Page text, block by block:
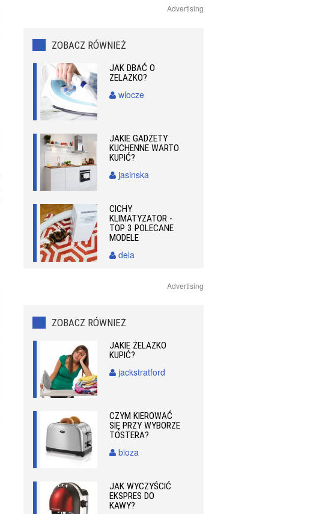
Advertising
ZOBACZ RÓWNIEŻ
JAK DBAĆ O
ŻELAZKO?
wlocze
JAKIE GADŻETY
KUCHENNE WARTO
KUPIĆ?
jasinska
CICHY
KLIMATYZATOR -
TOP 3 POLECANE
MODELE
dela
Advertising
ZOBACZ RÓWNIEŻ
JAKIE ŻELAZKO
KUPIĆ?
jackstratford
CZYM KIEROWAĆ
SIĘ PRZY WYBORZE
TOSTERA?
bioza
JAK WYCZYŚCIĆ
EKSPRES DO
KAWY?